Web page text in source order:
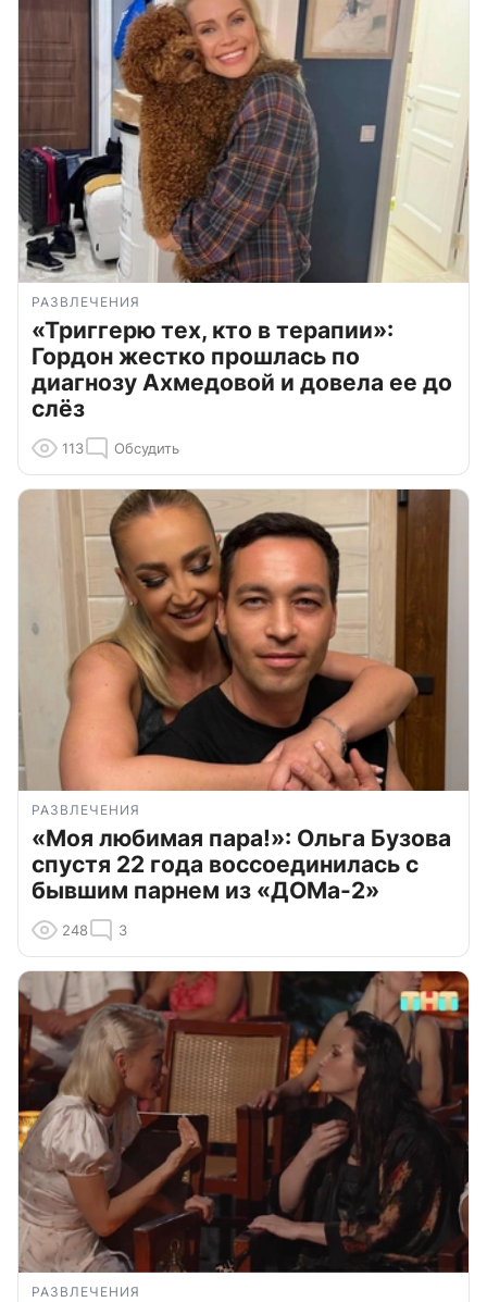
РАЗВЛЕЧЕНИЯ
«Триггерю тех, кто в терапии»:
Гордон жестко прошлась по
диагнозу Ахмедовой и довела ее до
слёз
113 Обсудить
РАЗВЛЕЧЕНИЯ
«Моя любимая пара!»: Ольга Бузова
спустя 22 года воссоединилась с
бывшим парнем из «ДОМа-2»
248 3
РАЗВЛЕЧЕНИЯ